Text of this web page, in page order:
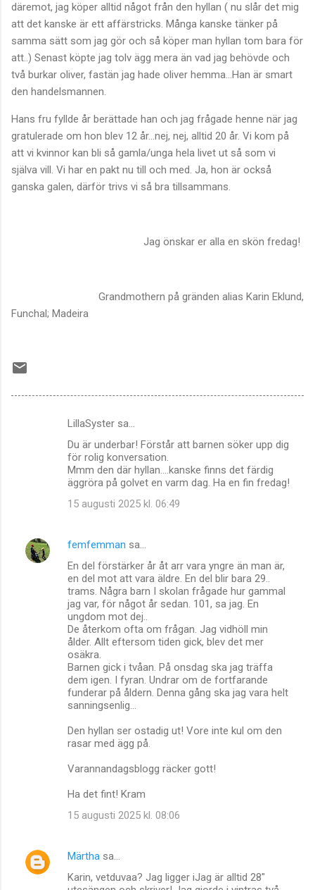
däremot, jag köper alltid något från den hyllan ( nu slår det mig
att det kanske är ett affärstricks. Många kanske tänker på
samma sätt som jag gör och så köper man hyllan tom bara för
att..) Senast köpte jag tolv ägg mera än vad jag behövde och
två burkar oliver, fastän jag hade oliver hemma...Han är smart
den handelsmannen.
Hans fru fyllde år berättade han och jag frågade henne när jag
gratulerade om hon blev 12 år...nej, nej, alltid 20 år. Vi kom på
att vi kvinnor kan bli så gamla/unga hela livet ut så som vi
själva vill. Vi har en pakt nu till och med. Ja, hon är också
ganska galen, därför trivs vi så bra tillsammans.
Jag önskar er alla en skön fredag!
Grandmothern på gränden alias Karin Eklund,
Funchal; Madeira
t
LillaSyster sa…
Du är underbar! Förstår att barnen söker upp dig
för rolig konversation.
Mmm den där hyllan....kanske finns det färdig
äggröra på golvet en varm dag. Ha en fin fredag!
15 augusti 2025 kl. 06:49
femfemman sa…
En del förstärker år åt arr vara yngre än man är,
en del mot att vara äldre. En del blir bara 29..
trams. Några barn I skolan frågade hur gammal
jag var, för något år sedan. 101, sa jag. En
ungdom mot dej..
De återkom ofta om frågan. Jag vidhöll min
ålder. Allt eftersom tiden gick, blev det mer
osäkra.
Barnen gick i tvåan. På onsdag ska jag träffa
dem igen. I fyran. Undrar om de fortfarande
funderar på åldern. Denna gång ska jag vara helt
sanningsenlig...
Den hyllan ser ostadig ut! Vore inte kul om den
rasar med ägg på.
Varannandagsblogg räcker gott!
Ha det fint! Kram
15 augusti 2025 kl. 08:06
Märtha sa…
Karin, vetduvaa? Jag ligger iJag är alltid 28"